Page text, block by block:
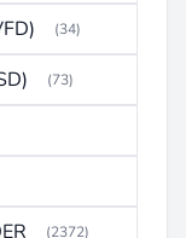
(34)
(73)
(2372)